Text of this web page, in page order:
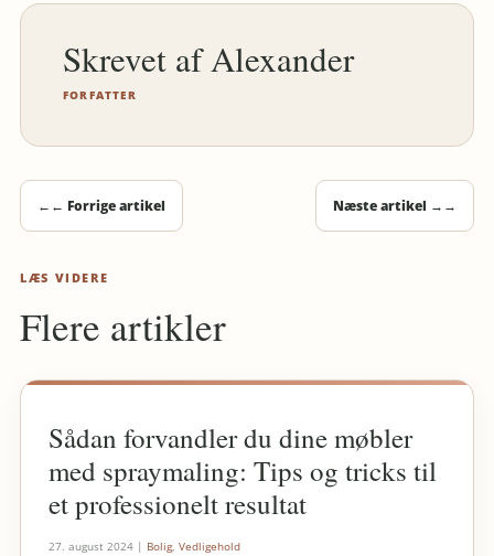
Alexander
FORFATTER
← ← Forrige artikel Næste artikel → →
LÆS VIDERE
Flere artikler
Sådan forvandler du dine møbler
med spraymaling: Tips og tricks til
et professionelt resultat
27. august 2024| Bolig, Vedligehold